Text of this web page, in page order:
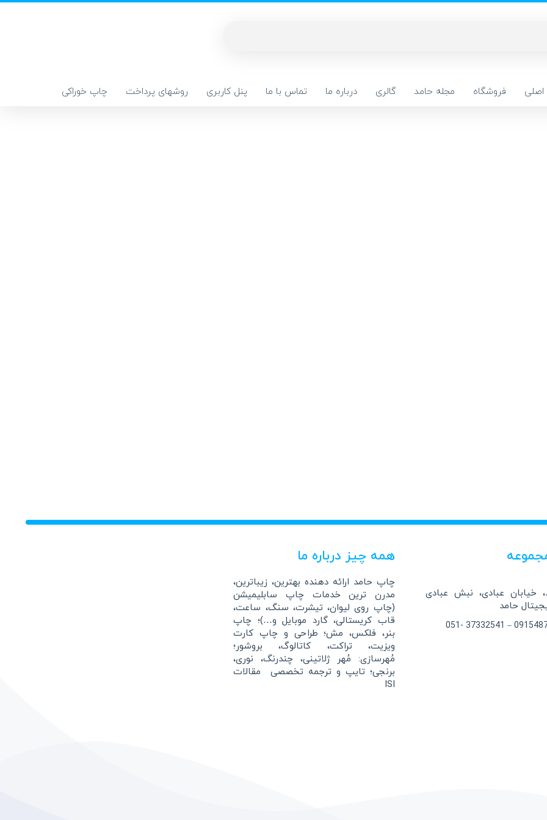
فروشگاه مجله حامد گالری درباره ما تماس با ما پنل کاربری روشهای پرداخت چاپ خوراکی
خیابان عبادی، نبش عبادی
همه چیز درباره ما
چاپ حامد ارائه دهنده بهترین، زیباترین،
مدرن ترین خدمات چاپ سابلیمیشن
(چاپ روی لیوان، تیشرت، سنگ، ساعت،
قاب کریستالی، گارد موبایل و…)؛ چاپ
بنر، فلکس، مش؛ طراحی و چاپ کارت
ویزیت، تراکت، کاتالوگ، بروشور؛
مُهرسازی: مُهر ژلاتینی، چندرنگ، نوری،
برنجی؛ تایپ و ترجمه تخصصی مقالات
ISI